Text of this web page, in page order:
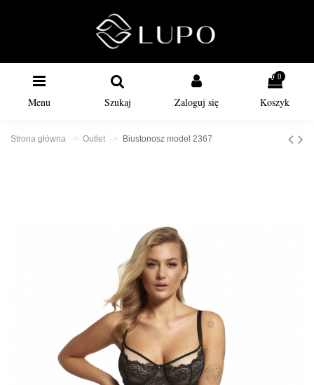
Menu Szukaj Zaloguj się
0
Koszyk
Strona główna Outlet Biustonosz model 2367